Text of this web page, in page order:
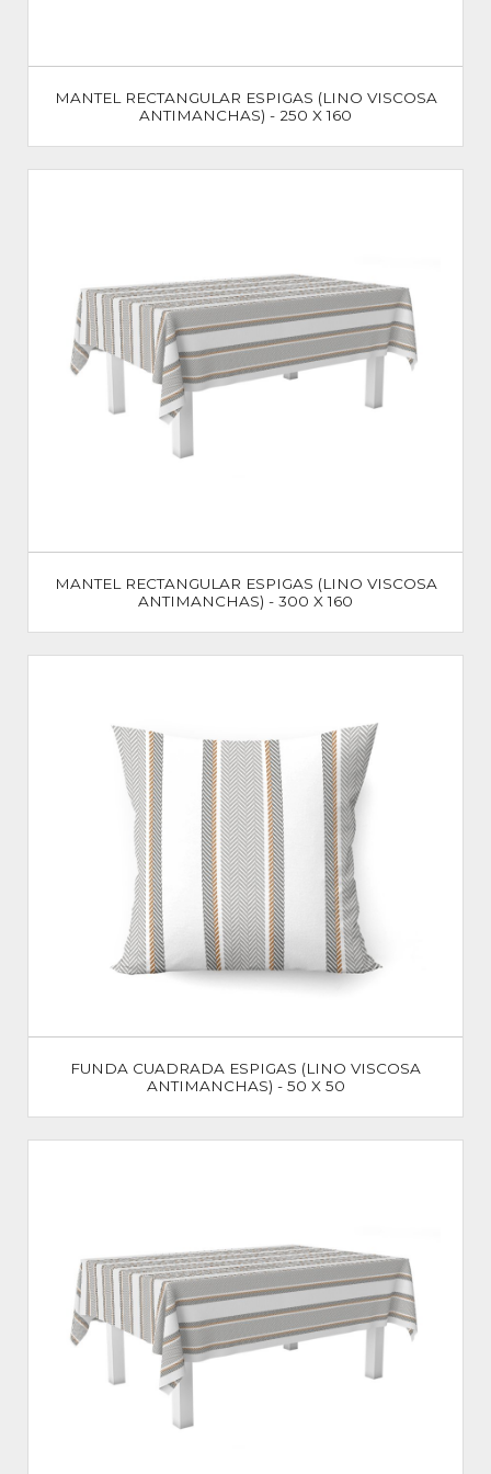
MANTEL RECTANGULAR ESPIGAS (LINO VISCOSA
ANTIMANCHAS) - 250 X 160
MANTEL RECTANGULAR ESPIGAS (LINO VISCOSA
ANTIMANCHAS) - 300 X 160
FUNDA CUADRADA ESPIGAS (LINO VISCOSA
ANTIMANCHAS) - 50 X 50